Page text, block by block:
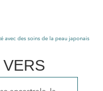
avec des soins de la peau japonais